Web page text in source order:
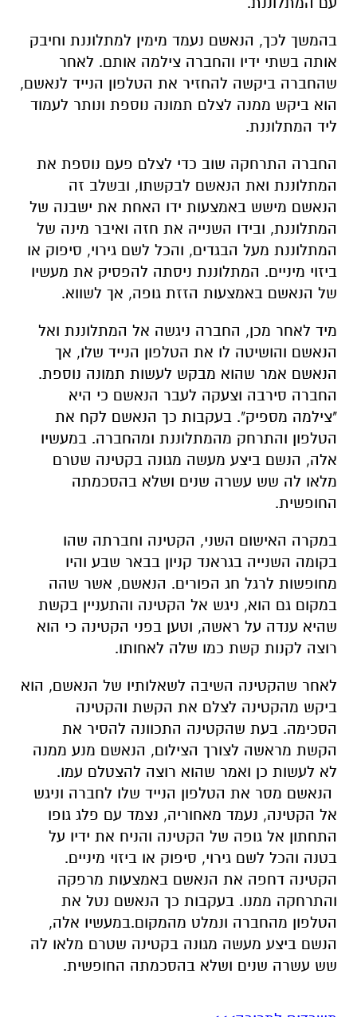
בהמשך לכך, הנאשם נעמד מימין למתלוננת וחיבק
אותה בשתי ידיו והחברה צילמה אותם. לאחר
שהחברה ביקשה להחזיר את הטלפון הנייד לנאשם,
הוא ביקש ממנה לצלם תמונה נוספת ונותר לעמוד
ליד המתלוננת.
החברה התרחקה שוב כדי לצלם פעם נוספת את
המתלוננת ואת הנאשם לבקשתו, ובשלב זה
הנאשם מישש באמצעות ידו האחת את ישבנה של
המתלוננת, ובידו השנייה את חזה ואיבר מינה של
המתלוננת מעל הבגדים, והכל לשם גירוי, סיפוק או
ביזוי מיניים. המתלוננת ניסתה להפסיק את מעשיו
של הנאשם באמצעות הזזת גופה, אך לשווא.
מיד לאחר מכן, החברה ניגשה אל המתלוננת ואל
הנאשם והושיטה לו את הטלפון הנייד שלו, אך
הנאשם אמר שהוא מבקש לעשות תמונה נוספת.
החברה סירבה וצעקה לעבר הנאשם כי היא
"צילמה מספיק". בעקבות כך הנאשם לקח את
הטלפון והתרחק מהמתלוננת ומהחברה. במעשיו
אלה, הנשם ביצע מעשה מגונה בקטינה שטרם
מלאו לה שש עשרה שנים ושלא בהסכמתה
החופשית.
במקרה האישום השני, הקטינה וחברתה שהו
בקומה השנייה בגראנד קניון בבאר שבע והיו
מחופשות לרגל חג הפורים. הנאשם, אשר שהה
במקום גם הוא, ניגש אל הקטינה והתעניין בקשת
שהיא ענדה על ראשה, וטען בפני הקטינה כי הוא
רוצה לקנות קשת כמו שלה לאחותו.
לאחר שהקטינה השיבה לשאלותיו של הנאשם, הוא
ביקש מהקטינה לצלם את הקשת והקטינה
הסכימה. בעת שהקטינה התכוונה להסיר את
הקשת מראשה לצורך הצילום, הנאשם מנע ממנה
לא לעשות כן ואמר שהוא רוצה להצטלם עמו.
הנאשם מסר את הטלפון הנייד שלו לחברה וניגש
אל הקטינה, נעמד מאחוריה, נצמד עם פלג גופו
התחתון אל גופה של הקטינה והניח את ידיו על
בטנה והכל לשם גירוי, סיפוק או ביזוי מיניים.
הקטינה דחפה את הנאשם באמצעות מרפקה
והתרחקה ממנו. בעקבות כך הנאשם נטל את
הטלפון מהחברה ונמלט מהמקום.במעשיו אלה,
הנשם ביצע מעשה מגונה בקטינה שטרם מלאו לה
שש עשרה שנים ושלא בהסכמתה החופשית.